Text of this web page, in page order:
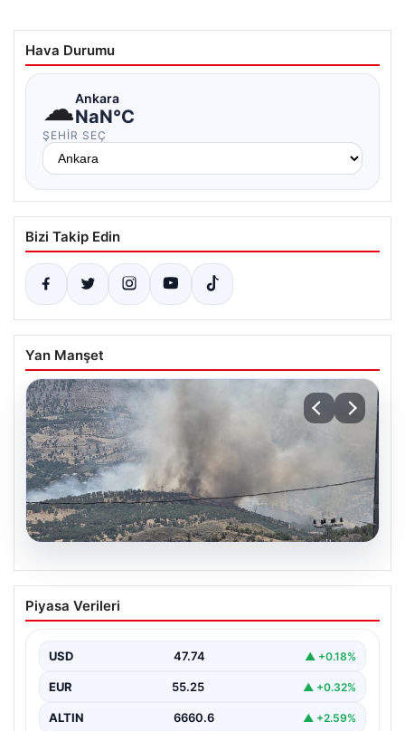
Hava Durumu
☁Ankara
NaN°C
ŞEHIR SEÇ
Bizi Takip Edin
Yan Manşet
06.08.2026
Adıyaman Gerger’de Orman Yangını:
Müdahale Çalışmaları Devam Ediyor
ediyor. Çobanpınar ile Kütüklü köyleri arasında bulunan
geniş…
Piyasa Verileri
USD 47.74 ▲ +0.18%
EUR 55.25 ▲ +0.32%
ALTIN 6660.6 ▲ +2.59%